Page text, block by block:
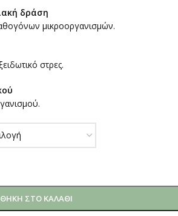
δράση
μικροοργανισμών.
στρες.
ΣΤΟ ΚΑΛΆΘΙ